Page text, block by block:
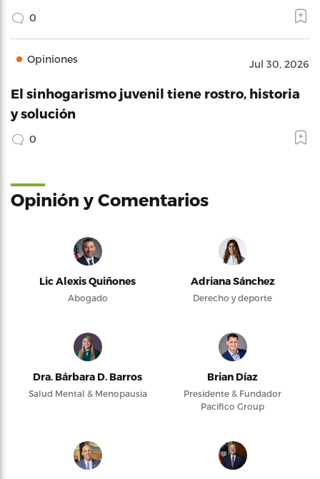
0
Opiniones Jul 30, 2026
El sinhogarismo juvenil tiene rostro, historia
y solución
0
Opinión y Comentarios
Lic Alexis Quiñones
Abogado
Adriana Sánchez
Derecho y deporte
Dra. Bárbara D. Barros
Salud Mental & Menopausia
Brian Díaz
Presidente & Fundador
Pacifico Group